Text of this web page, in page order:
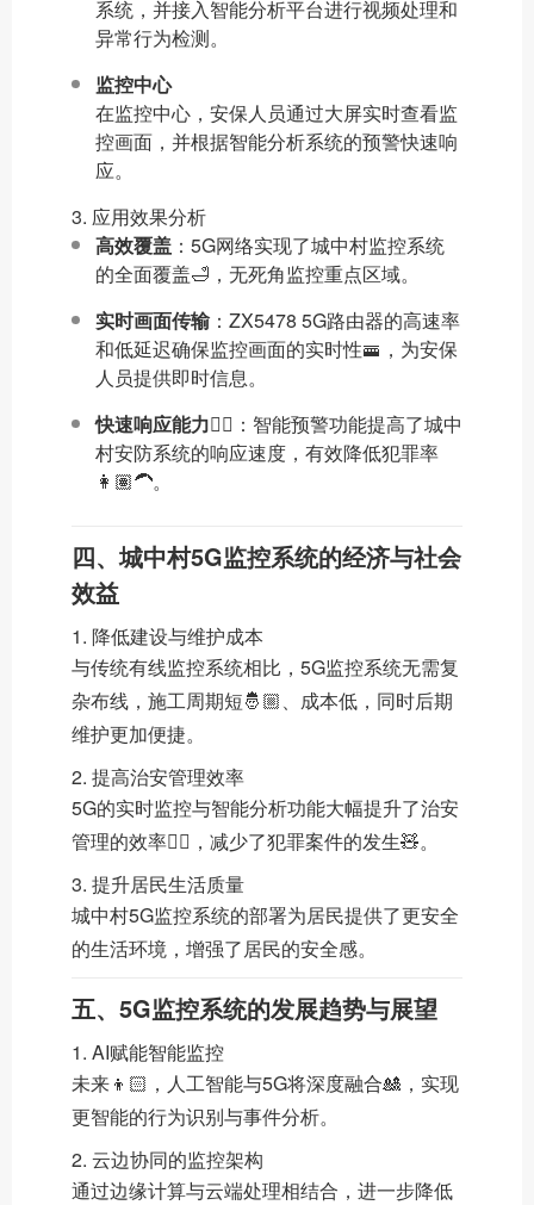
系统，并接入智能分析平台进行视频处理和
异常行为检测。
监控中心
在监控中心，安保人员通过大屏实时查看监
控画面，并根据智能分析系统的预警快速响
应。
3. 应用效果分析
高效覆盖 ：5G网络实现了城中村监控系统
的全面覆盖🛁，无死角监控重点区域。
实时画面传输：ZX5478 5G路由器的高速率
和低延迟确保监控画面的实时性🚟，为安保
人员提供即时信息。
快速响应能力🤷‍♀️：智能预警功能提高了城中
村安防系统的响应速度，有效降低犯罪率
👩🏽‍🦱。
四、城中村5G监控系统的经济与社会
效益
1. 降低建设与维护成本
与传统有线监控系统相比，5G监控系统无需复
杂布线，施工周期短🤴🏼、成本低，同时后期
维护更加便捷。
2. 提高治安管理效率
5G的实时监控与智能分析功能大幅提升了治安
管理的效率🧙‍♂️，减少了犯罪案件的发生🧸。
3. 提升居民生活质量
城中村5G监控系统的部署为居民提供了更安全
的生活环境，增强了居民的安全感。
五、5G监控系统的发展趋势与展望
1. AI赋能智能监控
未来👦🏻，人工智能与5G将深度融合🎎，实现
更智能的行为识别与事件分析。
2. 云边协同的监控架构
通过边缘计算与云端处理相结合，进一步降低